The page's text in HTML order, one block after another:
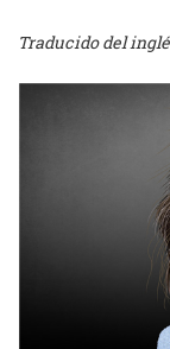
Traducido del